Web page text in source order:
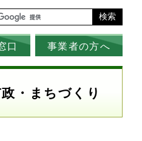
検索
口 事業者の方へ
・まちづくり